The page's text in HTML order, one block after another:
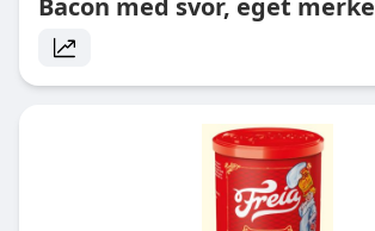
Bacon med svor, eget merke